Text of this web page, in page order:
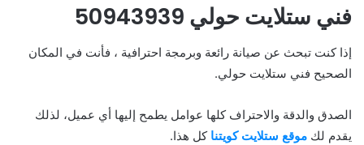
فني ستلايت حولي 50943939
إذا كنت تبحث عن صيانة رائعة وبرمجة احترافية ، فأنت في المكان
الصحيح فني ستلايت حولي.
الصدق والدقة والاحتراف كلها عوامل يطمح إليها أي عميل، لذلك
يقدم لك موقع ستلايت كويتنا كل هذا.